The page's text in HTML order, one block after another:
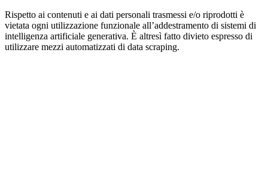
Rispetto ai contenuti e ai dati personali trasmessi e/o riprodotti è
vietata ogni utilizzazione funzionale all’addestramento di sistemi di
intelligenza artificiale generativa. È altresì fatto divieto espresso di
utilizzare mezzi automatizzati di data scraping.